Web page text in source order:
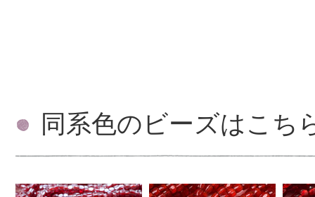
同系色のビーズはこち